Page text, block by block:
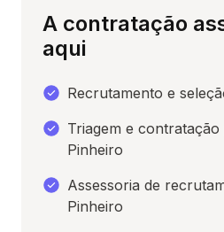
A contratação
aqui
Recrutamento e
Triagem e
Pinheiro
Assessoria de
Pinheiro